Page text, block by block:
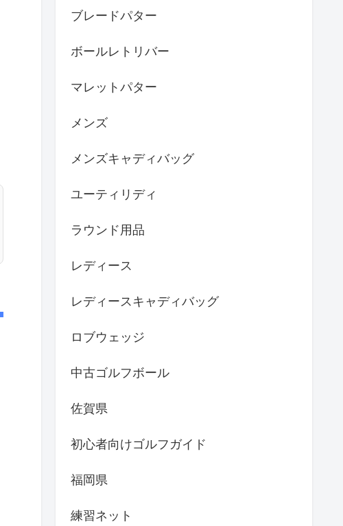
ブレードパター
ボールレトリバー
マレットパター
メンズ
メンズキャディバッグ
ユーティリディ
ラウンド用品
レディース
レディースキャディバッグ
ロブウェッジ
中古ゴルフボール
佐賀県
初心者向けゴルフガイド
福岡県
練習ネット